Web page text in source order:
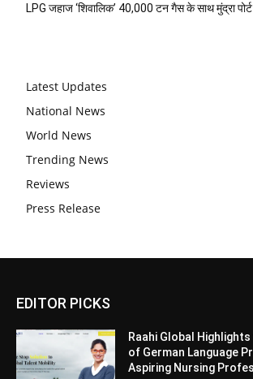
LPG जहाज ‘शिवालिक’ 40,000 टन गैस के साथ मुंद्रा
Latest Updates
National News
World News
Trending News
Reviews
Press Release
EDITOR PICKS
Raahi Global
of German Language
Aspiring Nursing